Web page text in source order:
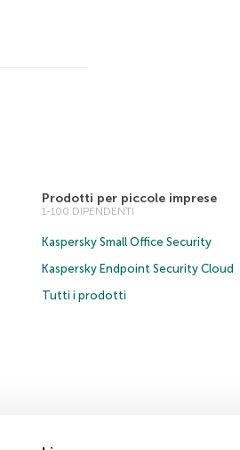
Prodotti per piccole imprese
1-100 DIPENDENTI
Kaspersky Small Office Security
Kaspersky Endpoint Security Cloud
Tutti i prodotti